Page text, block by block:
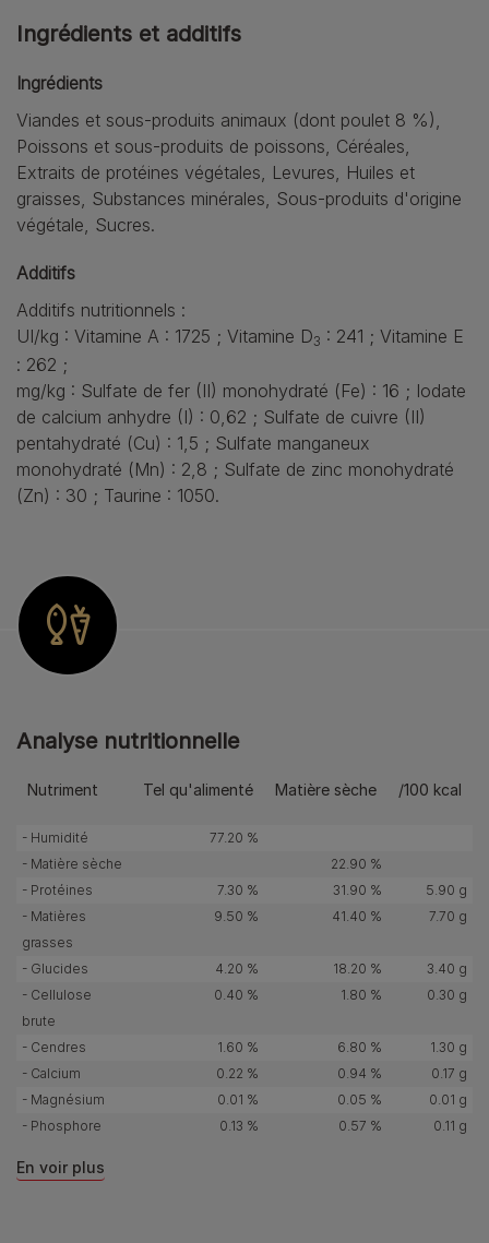
Ingrédients et additifs
Ingrédients
Viandes et sous-produits animaux (dont poulet 8 %),
Poissons et sous-produits de poissons, Céréales,
Extraits de protéines végétales, Levures, Huiles et
graisses, Substances minérales, Sous-produits d'origine
végétale, Sucres.
Additifs
Additifs nutritionnels :
UI/kg : Vitamine A : 1725 ; Vitamine D3 : 241 ; Vitamine E
: 262 ;
mg/kg : Sulfate de fer (II) monohydraté (Fe) : 16 ; Iodate
de calcium anhydre (I) : 0,62 ; Sulfate de cuivre (II)
pentahydraté (Cu) : 1,5 ; Sulfate manganeux
monohydraté (Mn) : 2,8 ; Sulfate de zinc monohydraté
(Zn) : 30 ; Taurine : 1050.
Analyse nutritionnelle
Nutriment Tel qu'alimenté Matière sèche /100 kcal
- Humidité
77.20 %
- Matière sèche
22.90 %
- Protéines
7.30 % 31.90 %
5.90 g
- Matières
grasses
9.50 % 41.40 % 7.70 g
- Glucides 4.20 % 18.20 %
3.40 g
- Cellulose
brute
0.40 % 1.80 % 0.30 g
- Cendres 1.60 % 6.80 %
1.30 g
- Calcium
0.22 % 0.94 %
0.17 g
- Magnésium
0.01 % 0.05 %
0.01 g
- Phosphore
0.13 % 0.57 % 0.11 g
En voir plus